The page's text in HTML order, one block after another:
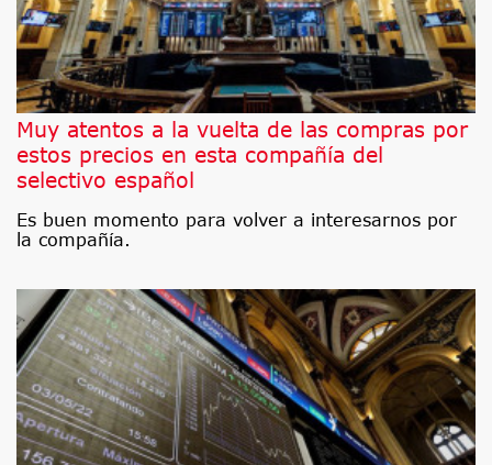
Muy atentos a la vuelta de las compras por
estos precios en esta compañía del
selectivo español
Es buen momento para volver a interesarnos por
la compañía.